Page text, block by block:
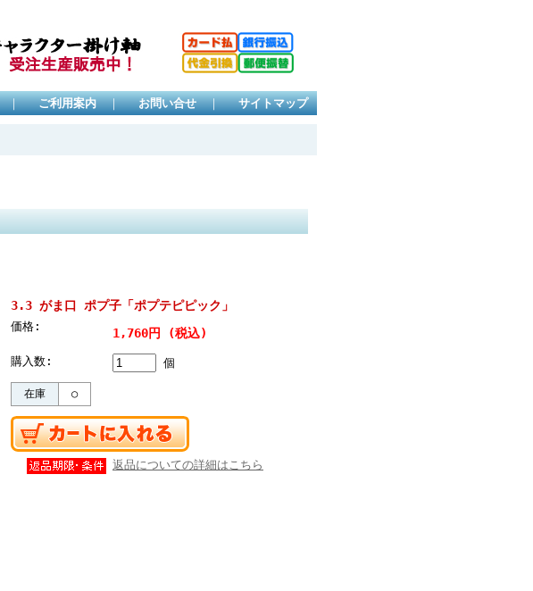
｜ ご利用案内 ｜ お問い合せ ｜ サイトマップ
3.3 がま口 ポプ子「ポプテピピック」
価格: 1,760円 (税込)
購入数: 個
在庫 ○
返品についての詳細はこちら